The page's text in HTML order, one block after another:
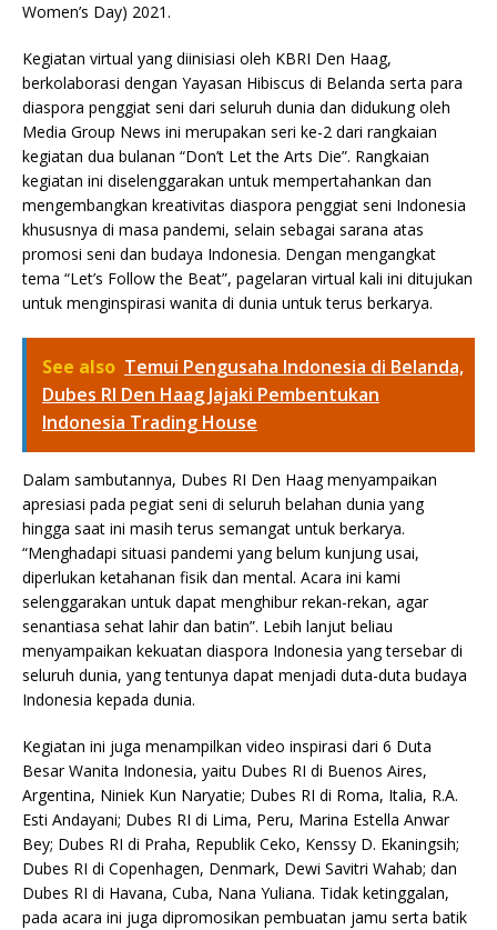
Women’s Day) 2021.
Kegiatan virtual yang diinisiasi oleh KBRI Den Haag,
berkolaborasi dengan Yayasan Hibiscus di Belanda serta para
diaspora penggiat seni dari seluruh dunia dan didukung oleh
Media Group News ini merupakan seri ke-2 dari rangkaian
kegiatan dua bulanan “Don’t Let the Arts Die”. Rangkaian
kegiatan ini diselenggarakan untuk mempertahankan dan
mengembangkan kreativitas diaspora penggiat seni Indonesia
khususnya di masa pandemi, selain sebagai sarana atas
promosi seni dan budaya Indonesia. Dengan mengangkat
tema “Let’s Follow the Beat”, pagelaran virtual kali ini ditujukan
untuk menginspirasi wanita di dunia untuk terus berkarya.
See also Temui Pengusaha Indonesia di Belanda,
Dubes RI Den Haag Jajaki Pembentukan
Indonesia Trading House
Dalam sambutannya, Dubes RI Den Haag menyampaikan
apresiasi pada pegiat seni di seluruh belahan dunia yang
hingga saat ini masih terus semangat untuk berkarya.
“Menghadapi situasi pandemi yang belum kunjung usai,
diperlukan ketahanan fisik dan mental. Acara ini kami
selenggarakan untuk dapat menghibur rekan-rekan, agar
senantiasa sehat lahir dan batin”. Lebih lanjut beliau
menyampaikan kekuatan diaspora Indonesia yang tersebar di
seluruh dunia, yang tentunya dapat menjadi duta-duta budaya
Indonesia kepada dunia.
Kegiatan ini juga menampilkan video inspirasi dari 6 Duta
Besar Wanita Indonesia, yaitu Dubes RI di Buenos Aires,
Argentina, Niniek Kun Naryatie; Dubes RI di Roma, Italia, R.A.
Esti Andayani; Dubes RI di Lima, Peru, Marina Estella Anwar
Bey; Dubes RI di Praha, Republik Ceko, Kenssy D. Ekaningsih;
Dubes RI di Copenhagen, Denmark, Dewi Savitri Wahab; dan
Dubes RI di Havana, Cuba, Nana Yuliana. Tidak ketinggalan,
pada acara ini juga dipromosikan pembuatan jamu serta batik